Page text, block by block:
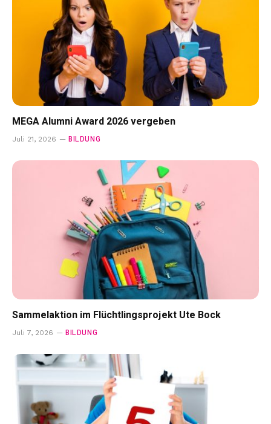
MEGA Alumni Award 2026 vergeben
Juli 21, 2026 BILDUNG
Sammelaktion im Flüchtlingsprojekt Ute Bock
Juli 7, 2026 BILDUNG